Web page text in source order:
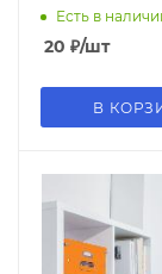
Есть в
20 ₽/шт
В